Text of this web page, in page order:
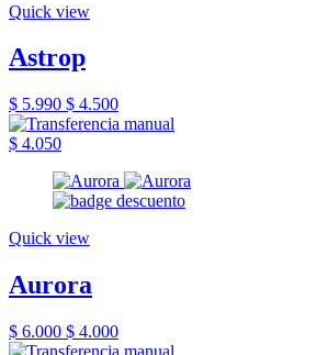
Quick view
Astrop
$ 5.990 $ 4.500
$ 4.050
Quick view
Aurora
$ 6.000 $ 4.000